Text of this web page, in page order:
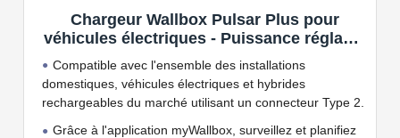
Chargeur Wallbox Pulsar Plus pour
véhicules électriques - Puissance réglable
jusqu'à 7.4 KW, câble de Charge Type 2,
Wi-FI et Bluetooth, OCPP
Compatible avec l'ensemble des installations
domestiques, véhicules électriques et hybrides
rechargeables du marché utilisant un connecteur Type 2.
Grâce à l'application myWallbox, surveillez et planifiez